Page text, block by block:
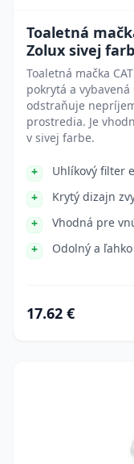
Toaletná
Zolux sivej
Toaletná mačka
pokrytá a
odstraňuje
prostredia. Je
v sivej farbe.
Uhlíkový filter
Krytý dizajn
Vhodná pre
Odolný a
17.62 €